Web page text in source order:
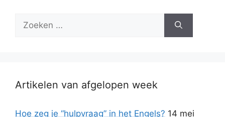
naar:
Artikelen van afgelopen week
Hoe zeg je “hulpvraag” in het Engels? 14 mei